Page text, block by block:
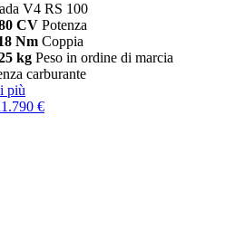
V4 RS 100
CV Potenza
Nm Coppia
kg Peso in ordine di marcia
carburante
più
€